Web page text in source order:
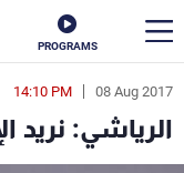
PROGRAMS
08 Aug 2017
14:10 PM
الرياشي: نريد
en
الأخبار